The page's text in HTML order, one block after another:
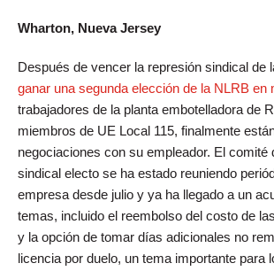
Wharton, Nueva Jersey
Después de vencer la represión sindical de
ganar una segunda elección de la NLRB en
trabajadores de la planta embotelladora de
miembros de UE Local 115, finalmente
negociaciones con su empleador. El comité
sindical electo se ha estado reuniendo
empresa desde julio y ya ha llegado a un
temas, incluido el reembolso del costo de
y la opción de tomar días adicionales no
licencia por duelo, un tema importante para